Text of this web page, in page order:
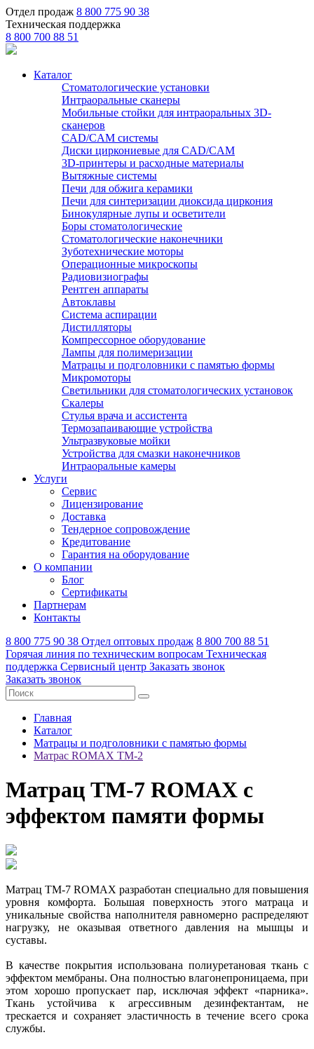
Отдел продаж 8 800 775 90 38
Техническая поддержка
8 800 700 88 51
Каталог
Стоматологические установки
Интраоральные сканеры
Мобильные стойки для интраоральных 3D-
сканеров
CAD/CAM системы
Диски циркониевые для CAD/CAM
3D-принтеры и расходные материалы
Вытяжные системы
Печи для обжига керамики
Печи для синтеризации диоксида циркония
Бинокулярные лупы и осветители
Боры стоматологические
Стоматологические наконечники
Зуботехнические моторы
Операционные микроскопы
Радиовизиографы
Рентген аппараты
Автоклавы
Система аспирации
Дистилляторы
Компрессорное оборудование
Лампы для полимеризации
Матрацы и подголовники с памятью формы
Микромоторы
Светильники для стоматологических установок
Скалеры
Стулья врача и ассистента
Термозапаивающие устройства
Ультразвуковые мойки
Устройства для смазки наконечников
Интраоральные камеры
Услуги
Сервис
Лицензирование
Доставка
Тендерное сопровождение
Кредитование
Гарантия на оборудование
О компании
Блог
Сертификаты
Партнерам
Контакты
8 800 775 90 38 Отдел оптовых продаж 8 800 700 88 51
Горячая линия по техническим вопросам Техническая
поддержка Сервисный центр Заказать звонок
Заказать звонок
Главная
Каталог
Матрацы и подголовники с памятью формы
Матрас ROMAX ТМ-2
Матрац ТМ-7 ROMAX с
эффектом памяти формы
Матрац ТМ-7 ROMAX разработан специально для повышения
уровня комфорта. Большая поверхность этого матраца и
уникальные свойства наполнителя равномерно распределяют
нагрузку, не оказывая ответного давления на мышцы и
суставы.
В качестве покрытия использована полиуретановая ткань с
эффектом мембраны. Она полностью влагонепроницаема, при
этом хорошо пропускает пар, исключая эффект «парника».
Ткань устойчива к агрессивным дезинфектантам, не
трескается и сохраняет эластичность в течение всего срока
службы.